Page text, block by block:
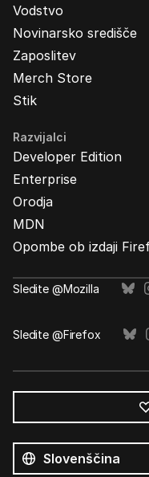
Vodstvo
Novinarsko središče
Zaposlitev
Merch Store
Stik
Razvijalci
Developer Edition
Enterprise
Orodja
MDN
Opombe ob izdaji
Sledite @Mozilla
Sledite @Firefox
jeziki
Jezik